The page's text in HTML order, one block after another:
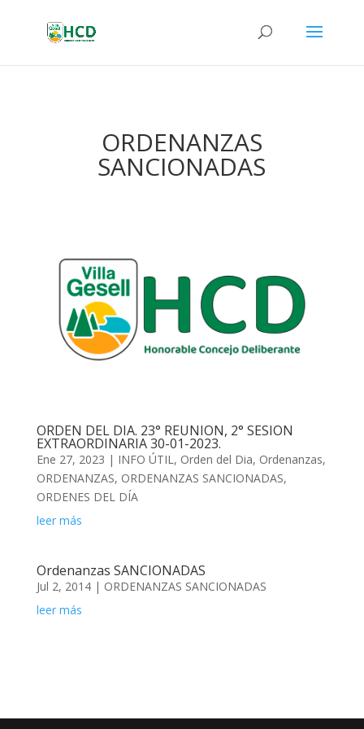
ORDENANZAS
SANCIONADAS
ORDEN DEL DIA. 23° REUNION, 2° SESION
EXTRAORDINARIA 30-01-2023.
Ene 27, 2023 | INFO ÚTIL, Orden del Dia, Ordenanzas,
ORDENANZAS, ORDENANZAS SANCIONADAS,
ORDENES DEL DÍA
leer más
Ordenanzas SANCIONADAS
Jul 2, 2014| ORDENANZAS SANCIONADAS
leer más